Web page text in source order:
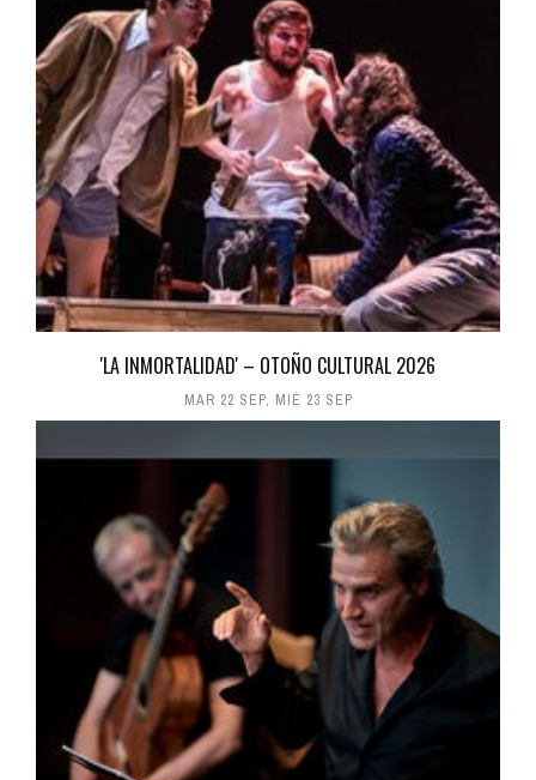
'LA INMORTALIDAD' – OTOÑO CULTURAL 2026
MAR 22 SEP, MIÉ 23 SEP